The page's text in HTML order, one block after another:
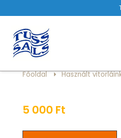
Főoldal Használt
5 000 Ft